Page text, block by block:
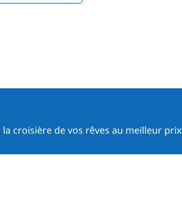
croisière de vos rêves au meilleur